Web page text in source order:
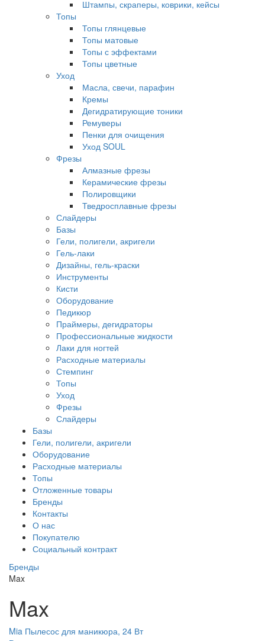
Штампы, скраперы, коврики, кейсы
Топы
Топы глянцевые
Топы матовые
Топы с эффектами
Топы цветные
Уход
Масла, свечи, парафин
Кремы
Дегидратирующие тоники
Ремуверы
Пенки для очищения
Уход SOUL
Фрезы
Алмазные фрезы
Керамические фрезы
Полировщики
Тведросплавные фрезы
Слайдеры
Базы
Гели, полигели, акригели
Гель-лаки
Дизайны, гель-краски
Инструменты
Кисти
Оборудование
Педикюр
Праймеры, дегидраторы
Профессиональные жидкости
Лаки для ногтей
Расходные материалы
Стемпинг
Топы
Уход
Фрезы
Слайдеры
Базы
Гели, полигели, акригели
Оборудование
Расходные материалы
Топы
Отложенные товары
Бренды
Контакты
О нас
Покупателю
Социальный контракт
Бренды
Max
Max
Mia Пылесос для маникюра, 24 Вт